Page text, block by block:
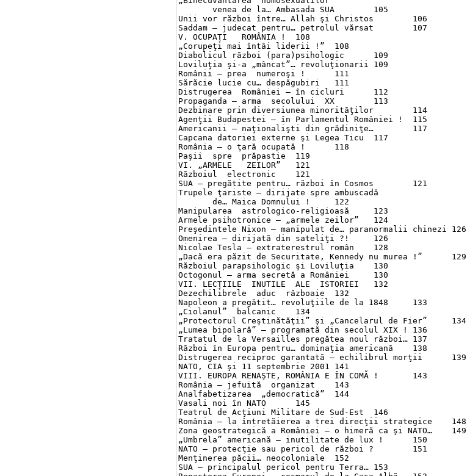
       venea de la… Ambasada SUA	105
Unii vor război între… Allah şi Christos	106
Saddam – judecat pentru… petrolul vărsat	107
V. OCUPAŢI   ROMÂNIA !	108
„Corupeţi mai întâi liderii !”	108
Diabolicul război (para)psihologic	109
Loviluţia şi-a „mâncat”… revoluţionarii	109
Românii – prea  numeroşi !	111
Sărăcie lucie cu… despăgubiri	111
Distrugerea  României – în cicluri	112
Propaganda – arma  secolului  XX	113
Dezbinare prin diversiunea minorităţilor	114
Agenţii Budapestei – în Parlamentul României !	115
Americanii – naţionalişti din grădiniţe…	117
Capcana datoriei externe şi Legea Ticu	117
România – o ţară ocupată !	118
Paşii  spre  prăpastie	119
VI. „ARMELE   ZEILOR”	121
Războiul  electronic	121
SUA – pregătite pentru… război în Cosmos	121
Trupele ţariste – dirijate spre ambuscadă
       de… Maica Domnului !	122
Manipularea  astrologico-religioasă	123
Armele psihotronice – „armele zeilor”	124
Preşedintele Nixon – manipulat de… paranormalii chinezi	126
Omenirea – dirijată din sateliţi ?!	126
Nicolae Tesla – extraterestrul român	128
„Dacă era păzit de Securitate, Kennedy nu murea !”	129
Războiul parapsihologic şi Loviluţia	130
Octogonul – arma secretă a României	130
VII. LECŢIILE  INUTILE  ALE  ISTORIEI	132
Dezechilibrele  aduc  războaie	132
Napoleon a pregătit… revoluţiile de la 1848	133
„Ciolanul”  balcanic	134
„Protectorul Creştinătăţii” şi „Cancelarul de Fier”	134
„Lumea bipolară” – programată din secolul XIX !	136
Tratatul de la Versailles pregătea noul război…	137
Război în Europa pentru… dominaţia americană	138
Distrugerea reciproc garantată – echilibrul morţii	139
NATO, CIA şi 11 septembrie 2001	141
VIII. EUROPA RENAŞTE, ROMÂNIA E ÎN COMĂ !	143
România – jefuită  organizat	143
Analfabetizarea  „democratică”	144
Vasali noi în NATO	145
Teatrul de Acţiuni Militare de Sud-Est	146
România – la întretăierea a trei direcţii strategice	148
Zona geostrategică a României – o himeră ca şi NATO…	149
„Umbrela” americană – inutilitate de lux !	150
NATO – protecţie sau pericol de război ?	151
Menţinerea păcii… neocoloniale	152
SUA – principalul pericol pentru Terra…	153